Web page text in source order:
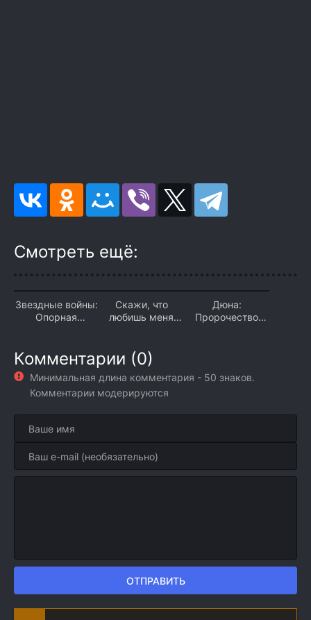
Смотреть ещё:
Звездные войны:
Опорная
Скажи, что
любишь меня
Дюна:
Пророчество
Комментарии (0)
Минимальная длина комментария - 50 знаков.
Комментарии модерируются
ОТПРАВИТЬ